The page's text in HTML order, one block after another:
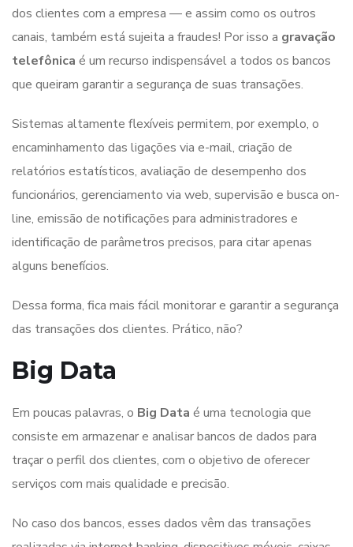
dos clientes com a empresa — e assim como os outros
canais, também está sujeita a fraudes! Por isso a gravação
telefônica é um recurso indispensável a todos os bancos
que queiram garantir a segurança de suas transações.
Sistemas altamente flexíveis permitem, por exemplo, o
encaminhamento das ligações via e-mail, criação de
relatórios estatísticos, avaliação de desempenho dos
funcionários, gerenciamento via web, supervisão e busca on-
line, emissão de notificações para administradores e
identificação de parâmetros precisos, para citar apenas
alguns benefícios.
Dessa forma, fica mais fácil monitorar e garantir a segurança
das transações dos clientes. Prático, não?
Big Data
Em poucas palavras, o Big Data é uma tecnologia que
consiste em armazenar e analisar bancos de dados para
traçar o perfil dos clientes, com o objetivo de oferecer
serviços com mais qualidade e precisão.
No caso dos bancos, esses dados vêm das transações